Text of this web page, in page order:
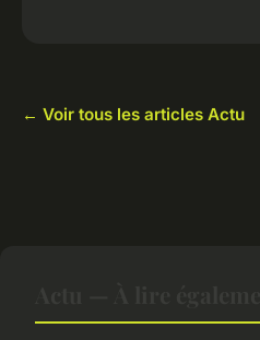
← Voir tous les articles Actu